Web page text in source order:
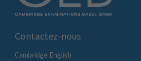
Contactez-nous
Cambridge English